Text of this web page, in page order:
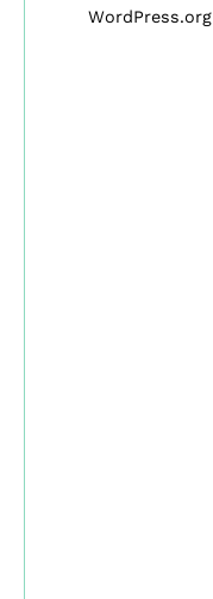
WordPress.org